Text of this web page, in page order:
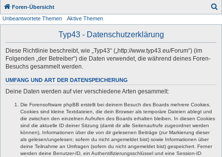
Foren-Übersicht
Unbeantwortete Themen Aktive Themen
Typ43 - Datenschutzerklärung
Diese Richtlinie beschreibt, wie „Typ43“ („http://www.typ43.eu/Forum“) (im
Folgenden „der Betreiber“) die Daten verwendet, die während deines Foren-
Besuchs gesammelt werden.
UMFANG UND ART DER DATENSPEICHERUNG
Deine Daten werden auf vier verschiedene Arten gesammelt:
Die Forensoftware phpBB erstellt bei deinem Besuch des Boards mehrere Cookies.
Cookies sind kleine Textdateien, die dein Browser als temporäre Dateien ablegt und
die zwischen den einzelnen Aufrufen des Boards erhalten bleiben. In diesen Cookies
sind die aktuelle ID deiner Sitzung (damit dir alle Seitenaufrufe zugeordnet werden
können), Informationen über die von dir gelesenen Beiträge (zur Markierung dieser
als gelesen/ungelesen; sofern du nicht angemeldet bist) sowie Informationen über
deine Teilnahme an Umfragen (sofern du nicht angemeldet bist) gespeichert. Ferner
werden deine Benutzer-ID, ein Authentifizierungsschlüssel und eine Session-ID